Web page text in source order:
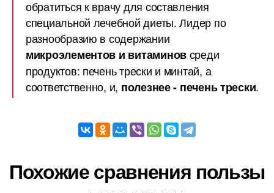
обратиться к врачу для составления
специальной лечебной диеты. Лидер по
разнообразию в содержании
микроэлементов и витаминовсреди
продуктов: печень трески и минтай, а
соответственно, и, полезнее - печень трески.
Похожие сравнения пользы